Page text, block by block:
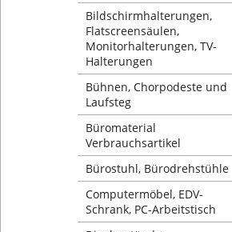
Bildschirmhalterungen,
Flatscreensäulen,
Monitorhalterungen, TV-
Halterungen
Bühnen, Chorpodeste und
Laufsteg
Büromaterial
Verbrauchsartikel
Bürostuhl, Bürodrehstühle
Computermöbel, EDV-
Schrank, PC-Arbeitstisch